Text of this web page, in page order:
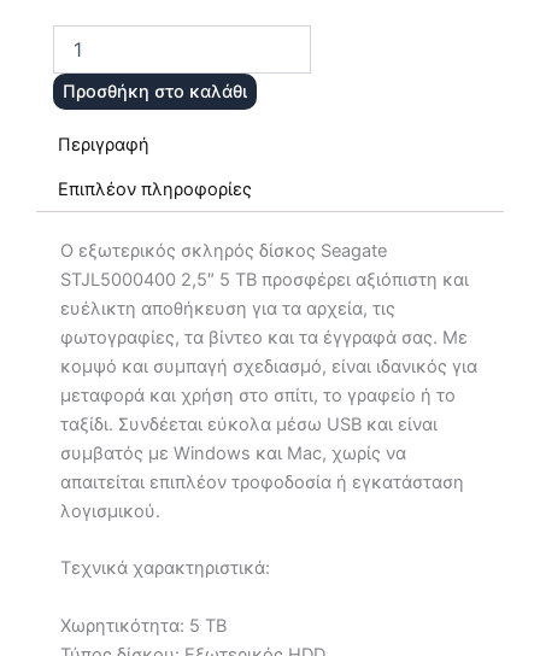
Δίσκος
Seagate
STJL5000400
2,5"
TB
Προσθήκη στο καλάθι
Περιγραφή
Επιπλέον πληροφορίες
Ο εξωτερικός σκληρός δίσκος Seagate
STJL5000400 2,5″ 5 TB προσφέρει αξιόπιστη και
ευέλικτη αποθήκευση για τα αρχεία, τις
φωτογραφίες, τα βίντεο και τα έγγραφά σας. Με
κομψό και συμπαγή σχεδιασμό, είναι ιδανικός για
μεταφορά και χρήση στο σπίτι, το γραφείο ή το
ταξίδι. Συνδέεται εύκολα μέσω USB και είναι
συμβατός με Windows και Mac, χωρίς να
απαιτείται επιπλέον τροφοδοσία ή εγκατάσταση
λογισμικού.
Τεχνικά χαρακτηριστικά:
Χωρητικότητα: 5 TB